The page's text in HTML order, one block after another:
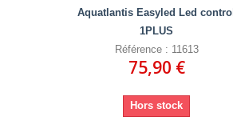
Aquatlantis Easyled Led control
1PLUS
Référence : 11613
75,90 €
Hors stock